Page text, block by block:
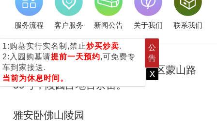
1:购墓实行实名制,禁止炒买炒卖.
2:入园购墓请提前一天预约,可免费专
车到家接送.
当前为休息时间。
公
告
x
服务流程 客户服务 新闻公告 关于我们 联系我们
卧佛山公墓位于雅安市名山区蒙山路
59号，陵园占地百余亩。
雅安卧佛山陵园